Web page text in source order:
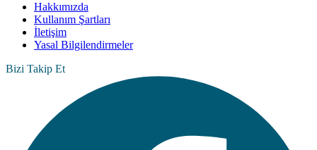
Hakkımızda
Kullanım Şartları
İletişim
Yasal Bilgilendirmeler
Bizi Takip Et